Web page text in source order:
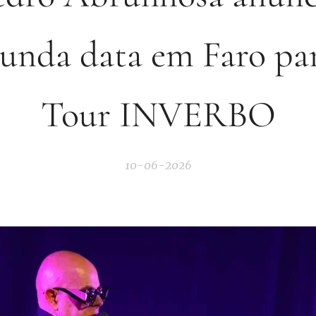
data em Faro
Tour INVERBO
10-06-2026